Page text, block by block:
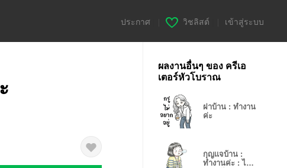
ประกาศ วิชลิสต์ เข้าสู่ระบบ
ผลงานอื่นๆ ของ ครีเอ
เตอร์หัวโบราณ
ฝาบ้าน : ทำงาน
ค่ะ
กุญแจบ้าน :
ทำงานค่ะ : ไม่